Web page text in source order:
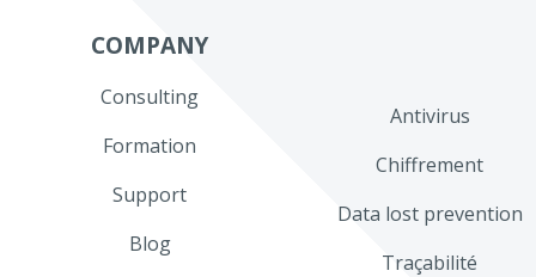
COMPANY
Consulting
Formation
Support
Blog
Antivirus
Chiffrement
Data lost prevention
Traçabilité